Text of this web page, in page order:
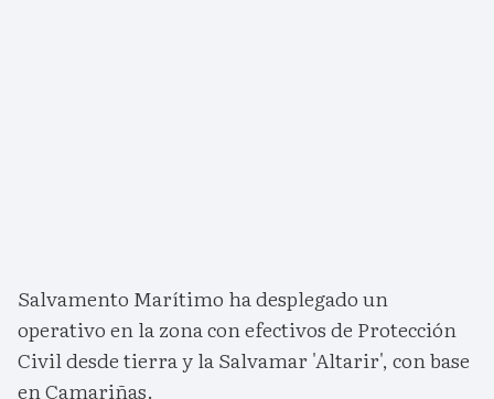
Salvamento Marítimo ha desplegado un
operativo en la zona con efectivos de Protección
Civil desde tierra y la Salvamar 'Altarir', con base
en Camariñas.